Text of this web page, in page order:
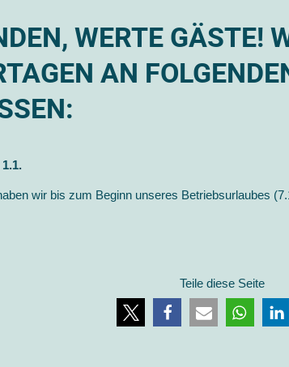
WERTE GÄSTE!
AN
wir bis zum Beginn unseres Betriebsurlaubes
Teile diese Seite